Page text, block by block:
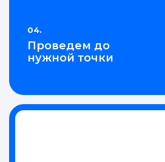
04.
Проведем до
нужной точки